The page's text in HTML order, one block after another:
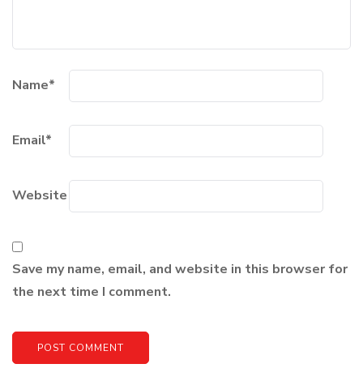
Name*
Email*
Website
Save my name, email, and website in this browser for
the next time I comment.